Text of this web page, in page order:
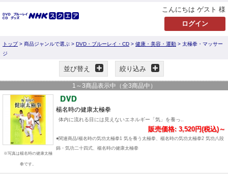
こんにちは ゲスト 様
トップ> 商品ジャンルで選ぶ > DVD・ブルーレイ・CD > 健康・美容・運動 > 太極拳・マッサー
ジ
並び替え 絞り込み
1 ～ 3商品表示中（全3商品中）
※写真は楊名時の健康太極
拳です。
楊名時の健康太極拳
体内に流れる目には見えないエネルギー「気」を養っ..
販売価格: 3,520円(税込)～
●関連商品/楊名時の気功太極拳1 気を養う太極拳、楊名時の気功太極拳2 気功八段
錦・気功二十四式、楊名時の健康太極拳